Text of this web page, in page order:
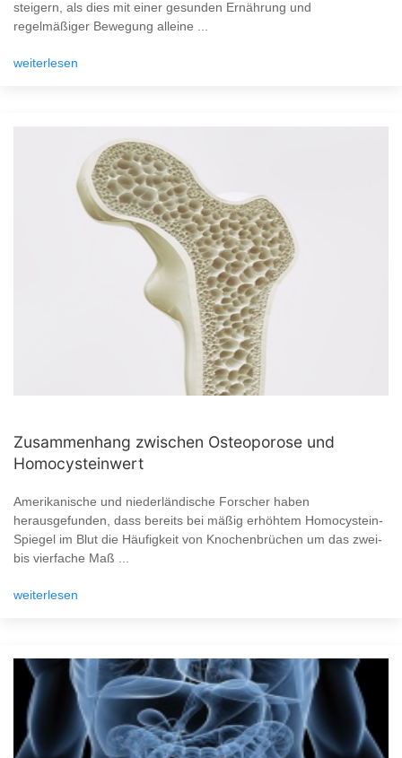
steigern, als dies mit einer gesunden Ernährung und
regelmäßiger Bewegung alleine ...
weiterlesen
Zusammenhang zwischen Osteoporose und
Homocysteinwert
Amerikanische und niederländische Forscher haben
herausgefunden, dass bereits bei mäßig erhöhtem Homocystein-
Spiegel im Blut die Häufigkeit von Knochenbrüchen um das zwei-
bis vierfache Maß ...
weiterlesen